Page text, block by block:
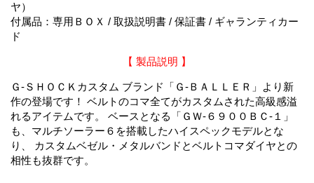
ヤ）
付属品：専用ＢＯＸ / 取扱説明書 / 保証書 / ギャランティカー
ド
【 製品説明 】
Ｇ-ＳＨＯＣＫカスタム ブランド「Ｇ-ＢＡＬＬＥＲ」より新
作の登場です！ ベルトのコマ全てがカスタムされた高級感溢
れるアイテムです。 ベースとなる「ＧＷ-６９００ＢＣ-１」
も、マルチソーラー６を搭載したハイスペックモデルとな
り、 カスタムベゼル・メタルバンドとベルトコマダイヤとの
相性も抜群です。